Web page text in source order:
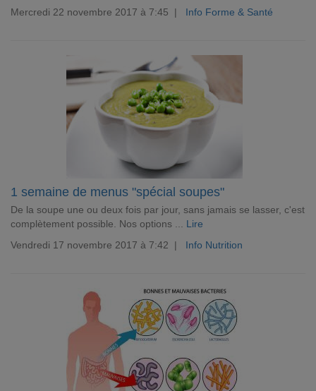
Mercredi 22 novembre 2017 à 7:45 | Info Forme & Santé
1 semaine de menus "spécial soupes"
De la soupe une ou deux fois par jour, sans jamais se lasser, c'est
complètement possible. Nos options ... Lire
Vendredi 17 novembre 2017 à 7:42 | Info Nutrition